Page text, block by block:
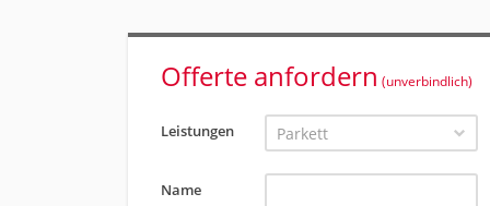
Offerte anfordern (unverbindlich)
Leistungen Parkett
Name